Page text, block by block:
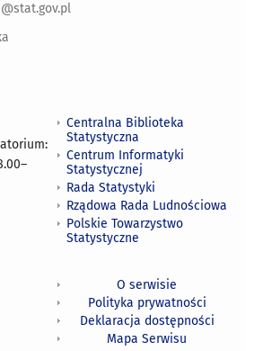
–
Centralna Biblioteka
Statystyczna
Centrum Informatyki
Statystycznej
Rada Statystyki
Rządowa Rada Ludnościowa
Polskie Towarzystwo
Statystyczne
O serwisie
Polityka prywatności
Deklaracja dostępności
Mapa Serwisu